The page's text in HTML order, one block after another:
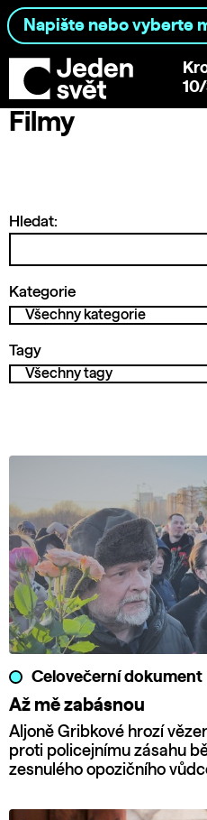
Filmy
Hledat:
Kategorie
Tagy
Celovečerní dokument
Až mě zabásnou
Aljoně Gribkové hrozí
proti policejnímu zásahu
zesnulého opozičního